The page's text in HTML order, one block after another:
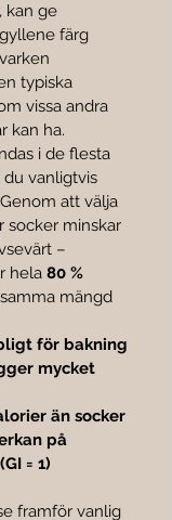
kan ge
färg
typiska
vissa andra
kan ha.
i de flesta
vanligtvis
att välja
socker minskar
–
hela 80 %
mängd
för bakning
mycket
än socker
på
= 1)
framför vanlig